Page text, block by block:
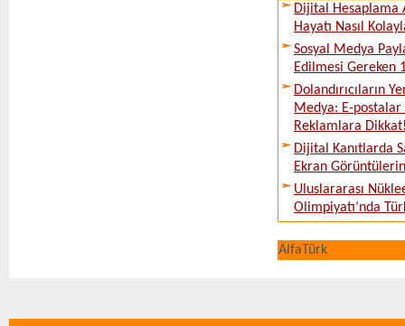
Dijital Hesaplama
Hayatı Nasıl
Sosyal Medya
Edilmesi Gereken
Dolandırıcıların
Medya: E-postalar
Reklamlara
Dijital Kanıtlarda
Ekran
Uluslararası
Olimpiyatı’nda
AlfaTürk